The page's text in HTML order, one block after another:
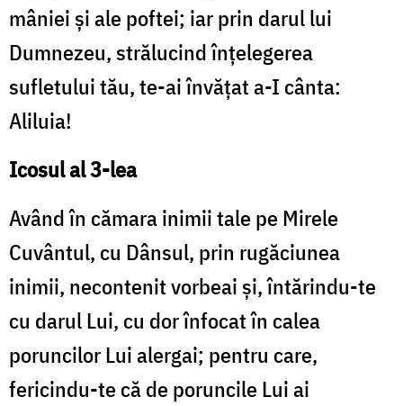
mâniei şi ale poftei; iar prin darul lui
Dumnezeu, strălucind înţelegerea
sufletului tău, te-ai învăţat a-I cânta:
Aliluia!
Icosul al 3-lea
Având în cămara inimii tale pe Mirele
Cuvântul, cu Dânsul, prin rugăciunea
inimii, necontenit vorbeai şi, întărindu-te
cu darul Lui, cu dor înfocat în calea
poruncilor Lui alergai; pentru care,
fericindu-te că de poruncile Lui ai